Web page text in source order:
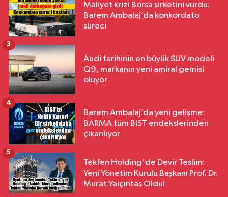
Maliyet krizi Borsa şirketini vurdu:
Barem Ambalaj’da konkordato
süreci
Audi tarihinin en büyük SUV modeli
Q9, markanın yeni amiral gemisi
oluyor
3
Barem Ambalaj’da yeni gelişme:
BARMA tüm BIST endekslerinden
çıkarılıyor
4
Tekfen Holding'de Devir Teslim:
Yeni Yönetim Kurulu Başkanı Prof. Dr.
Murat Yalçıntaş Oldu!
5